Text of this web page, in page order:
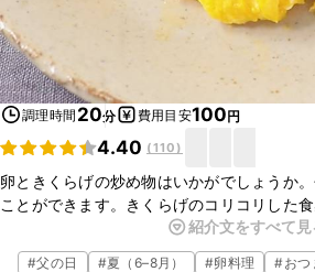
調理時間 20分 費用目安100円
4.40 (110)
卵ときくらげの炒め物はいかがでしょうか
ことができます。きくらげのコリコリした
抜群で箸が進みますよ。ごはんにもお酒の
で、ぜひお試しくださいね。
紹介文をすべて見
#父の日 #夏（6–8月） #卵料理 #おつ